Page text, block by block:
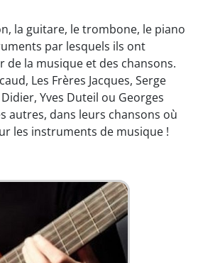
la guitare, le trombone, le piano
par lesquels ils ont
la musique et des chansons.
Les Frères Jacques, Serge
Yves Duteil ou Georges
autres, dans leurs chansons où
les instruments de musique !